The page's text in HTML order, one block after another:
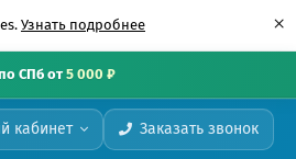
Узнать подробнее ×
СПб от5 000 ₽
кабинет Заказать звонок